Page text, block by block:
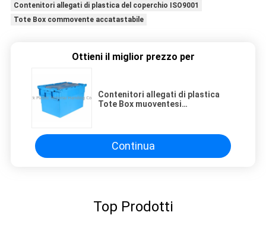
Contenitori allegati di plastica del coperchio ISO9001
Tote Box commovente accatastabile
Ottieni il miglior prezzo per
Contenitori allegati di plastica
Tote Box muoventesi
Continua
Top Prodotti